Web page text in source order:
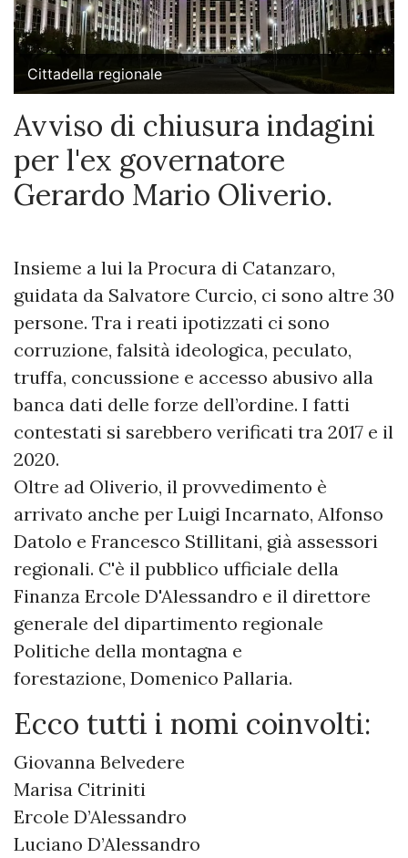
Cittadella regionale
Avviso di chiusura indagini
per l'ex governatore
Gerardo Mario Oliverio.
Insieme a lui la Procura di Catanzaro,
guidata da Salvatore Curcio, ci sono altre 30
persone. Tra i reati ipotizzati ci sono
corruzione, falsità ideologica, peculato,
truffa, concussione e accesso abusivo alla
banca dati delle forze dell’ordine. I fatti
contestati si sarebbero verificati tra 2017 e il
2020.
Oltre ad Oliverio, il provvedimento è
arrivato anche per Luigi Incarnato, Alfonso
Datolo e Francesco Stillitani, già assessori
regionali. C'è il pubblico ufficiale della
Finanza Ercole D'Alessandro e il direttore
generale del dipartimento regionale
Politiche della montagna e
forestazione, Domenico Pallaria.
Ecco tutti i nomi coinvolti:
Giovanna Belvedere
Marisa Citriniti
Ercole D’Alessandro
Luciano D’Alessandro